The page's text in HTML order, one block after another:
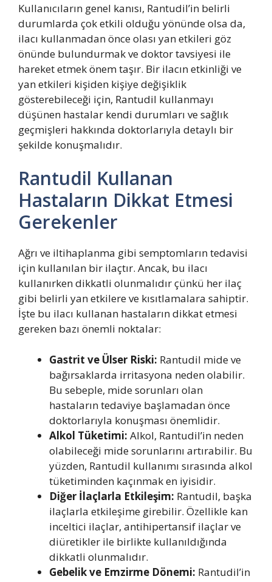
Kullanıcıların genel kanısı, Rantudil’in belirli
durumlarda çok etkili olduğu yönünde olsa da,
ilacı kullanmadan önce olası yan etkileri göz
önünde bulundurmak ve doktor tavsiyesi ile
hareket etmek önem taşır. Bir ilacın etkinliği ve
yan etkileri kişiden kişiye değişiklik
gösterebileceği için, Rantudil kullanmayı
düşünen hastalar kendi durumları ve sağlık
geçmişleri hakkında doktorlarıyla detaylı bir
şekilde konuşmalıdır.
Rantudil Kullanan
Hastaların Dikkat Etmesi
Gerekenler
Ağrı ve iltihaplanma gibi semptomların tedavisi
için kullanılan bir ilaçtır. Ancak, bu ilacı
kullanırken dikkatli olunmalıdır çünkü her ilaç
gibi belirli yan etkilere ve kısıtlamalara sahiptir.
İşte bu ilacı kullanan hastaların dikkat etmesi
gereken bazı önemli noktalar:
Gastrit ve Ülser Riski: Rantudil mide ve
bağırsaklarda irritasyona neden olabilir.
Bu sebeple, mide sorunları olan
hastaların tedaviye başlamadan önce
doktorlarıyla konuşması önemlidir.
Alkol Tüketimi: Alkol, Rantudil’in neden
olabileceği mide sorunlarını artırabilir. Bu
yüzden, Rantudil kullanımı sırasında alkol
tüketiminden kaçınmak en iyisidir.
Diğer İlaçlarla Etkileşim: Rantudil, başka
ilaçlarla etkileşime girebilir. Özellikle kan
inceltici ilaçlar, antihipertansif ilaçlar ve
diüretikler ile birlikte kullanıldığında
dikkatli olunmalıdır.
Gebelik ve Emzirme Dönemi: Rantudil’in